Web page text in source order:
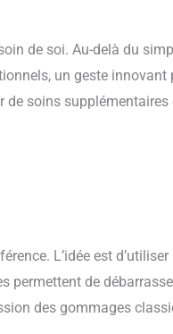
de soi. Au-delà du
un geste innovant
de soins
L’idée est
de
des gommages